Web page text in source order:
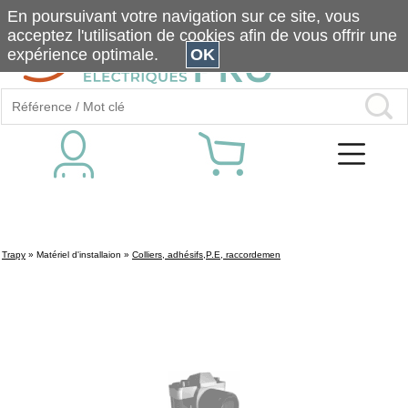
Trapy » Matériel d'installaion » Colliers, adhésifs,P.E, raccordemen
En poursuivant votre navigation sur ce site, vous
acceptez l'utilisation de cookies afin de vous offrir une
expérience optimale.
OK